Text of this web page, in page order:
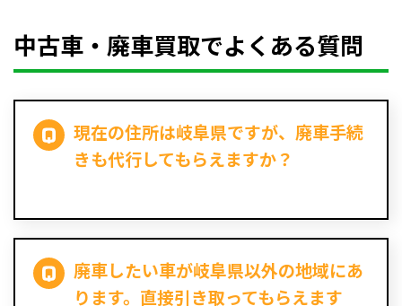
中古車・廃車買取でよくある質問
現在の住所は岐阜県ですが、廃車手続
きも代行してもらえますか？
廃車したい車が岐阜県以外の地域にあ
ります。直接引き取ってもらえます